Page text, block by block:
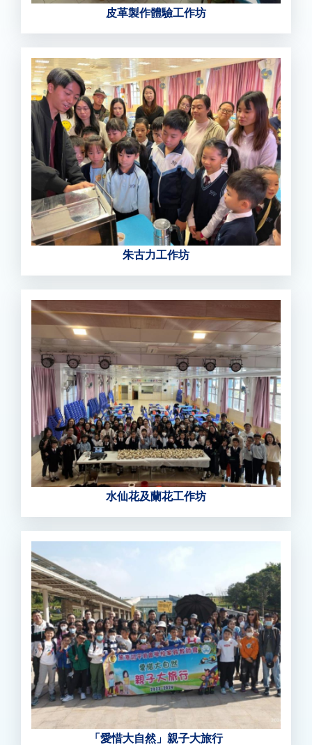
皮革製作體驗工作坊
朱古力工作坊
水仙花及蘭花工作坊
「愛惜大自然」親子大旅行